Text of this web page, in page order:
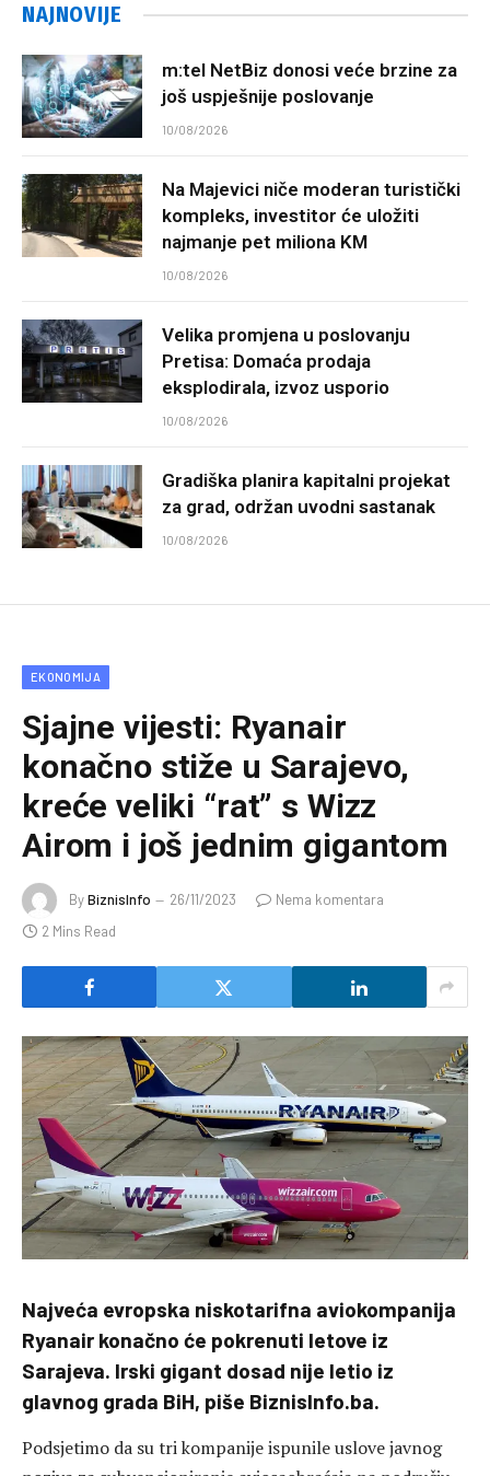
NAJNOVIJE
m:tel NetBiz donosi veće brzine za
još uspješnije poslovanje
10/08/2026
Na Majevici niče moderan turistički
kompleks, investitor će uložiti
najmanje pet miliona KM
10/08/2026
Velika promjena u poslovanju
Pretisa: Domaća prodaja
eksplodirala, izvoz usporio
10/08/2026
Gradiška planira kapitalni projekat
za grad, održan uvodni sastanak
10/08/2026
EKONOMIJA
Sjajne vijesti: Ryanair
konačno stiže u Sarajevo,
kreće veliki “rat” s Wizz
Airom i još jednim gigantom
ByBiznisInfo 26/11/2023
Nema komentara
2 Mins Read
Najveća evropska niskotarifna aviokompanija
Ryanair konačno će pokrenuti letove iz
Sarajeva. Irski gigant dosad nije letio iz
glavnog grada BiH, piše BiznisInfo.ba.
Podsjetimo da su tri kompanije ispunile uslove javnog